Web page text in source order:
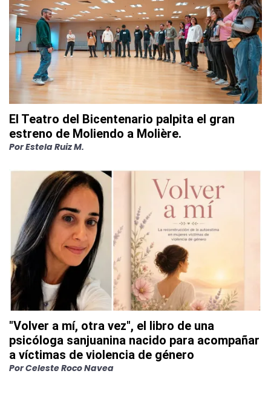
El Teatro del Bicentenario palpita el gran
estreno de Moliendo a Molière.
PorEstela Ruiz M.
"Volver a mí, otra vez", el libro de una
psicóloga sanjuanina nacido para acompañar
a víctimas de violencia de género
PorCeleste Roco Navea